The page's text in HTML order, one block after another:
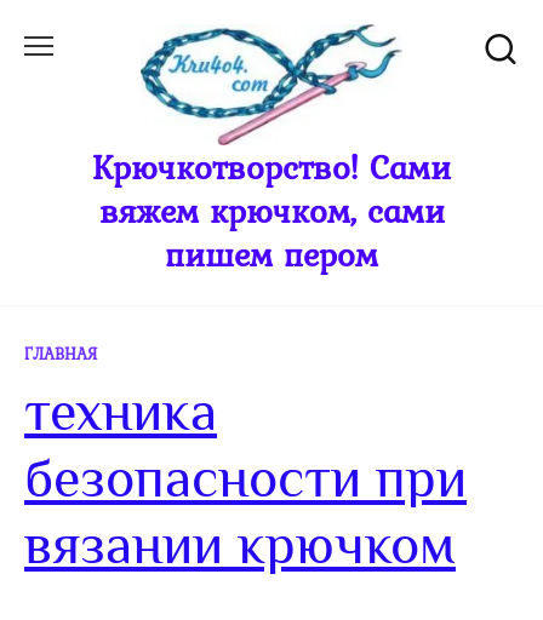
Крючкотворство! Сами
вяжем крючком, сами
пишем пером
ГЛАВНАЯ
техника
безопасности при
вязании крючком